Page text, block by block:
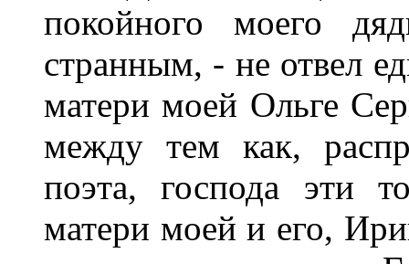
покойного моего
странным, - не отвел
матери моей Ольге
между тем как,
поэта, господа эти
матери моей и его,